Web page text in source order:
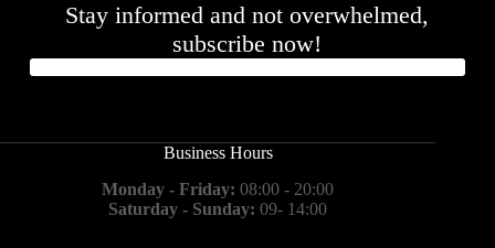
Stay informed and not overwhelmed,
subscribe now!
Business Hours
Monday - Friday: 08:00 - 20:00
Saturday - Sunday: 09- 14:00